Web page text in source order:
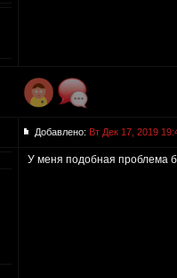
Добавлено: Вт Дек 17, 2019
У меня подобная проблема